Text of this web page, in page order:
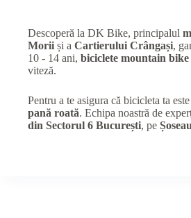
Descoperă la DK Bike, principalul
Morii și a Cartierului Crângași,
10 - 14 ani, biciclete mountain
viteză.
Pentru a te asigura că bicicleta ta
pană roată. Echipa noastră de
din Sectorul 6 București, pe